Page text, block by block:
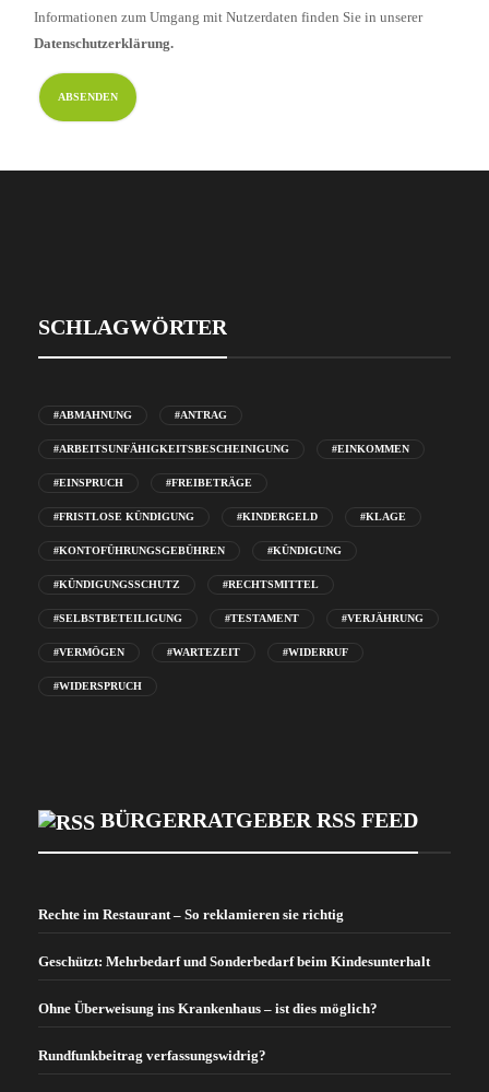
Informationen zum Umgang mit Nutzerdaten finden Sie in unserer
Datenschutzerklärung.
SCHLAGWÖRTER
#ABMAHNUNG #ANTRAG
#ARBEITSUNFÄHIGKEITSBESCHEINIGUNG #EINKOMMEN
#EINSPRUCH #FREIBETRÄGE
#FRISTLOSE KÜNDIGUNG #KINDERGELD #KLAGE
#KONTOFÜHRUNGSGEBÜHREN #KÜNDIGUNG
#KÜNDIGUNGSSCHUTZ #RECHTSMITTEL
#SELBSTBETEILIGUNG #TESTAMENT #VERJÄHRUNG
#VERMÖGEN #WARTEZEIT #WIDERRUF
#WIDERSPRUCH
BÜRGERRATGEBER RSS FEED
Rechte im Restaurant – So reklamieren sie richtig
Geschützt: Mehrbedarf und Sonderbedarf beim Kindesunterhalt
Ohne Überweisung ins Krankenhaus – ist dies möglich?
Rundfunkbeitrag verfassungswidrig?